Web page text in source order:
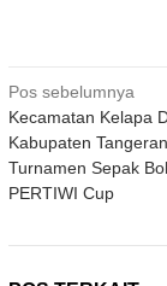
Navigasi
pos
Pos sebelumnya
Kecamatan Kelapa
Kabupaten
Turnamen Sepak
PERTIWI Cup